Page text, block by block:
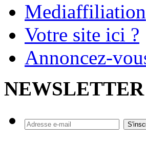
Mediaffiliation
Votre site ici ?
Annoncez-
NEWSLETTER